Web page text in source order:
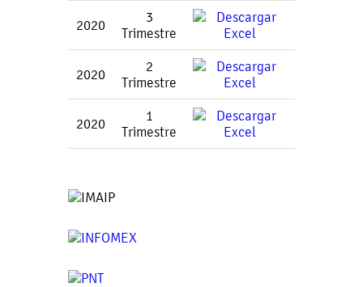
2020
3
Trimestre
2020
2
Trimestre
2020
1
Trimestre